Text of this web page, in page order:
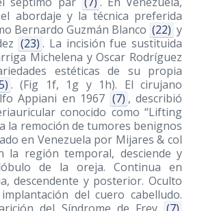
abordaje y la técnica preferida
Bernardo Guzmán Blanco (22) y
(23) . La incisión fue sustituida
Michelena y Oscar Rodríguez
estéticas de su propia
. (Fig 1f, 1g y 1h). El cirujano
Appiani en 1967 (7) , describió
conocido como “Lifting
la remoción de tumores benignos
en Venezuela por Mijares & col
la región temporal, desciende y
de la oreja. Continua en
descendente y posterior. Oculto
del cuero cabelludo.